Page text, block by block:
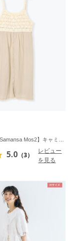
5.0 （3）
レビュー
を見る